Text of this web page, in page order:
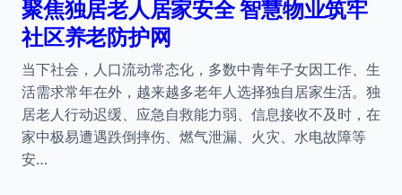
聚焦独居老人居家安全 智慧物业筑牢
社区养老防护网
当下社会，人口流动常态化，多数中青年子女因工作、生
活需求常年在外，越来越多老年人选择独自居家生活。独
居老人行动迟缓、应急自救能力弱、信息接收不及时，在
家中极易遭遇跌倒摔伤、燃气泄漏、火灾、水电故障等
安…